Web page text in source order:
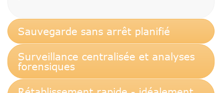
Sauvegarde sans arrêt planifié
Surveillance centralisée et analyses
forensiques